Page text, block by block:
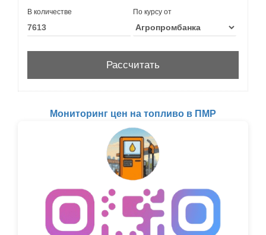
В количестве По курсу от
Мониторинг цен на топливо в ПМР